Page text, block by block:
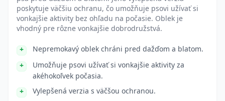
poskytuje väčšiu ochranu, čo umožňuje psovi užívať si
vonkajšie aktivity bez ohľadu na počasie. Oblek je
vhodný pre rôzne vonkajšie dobrodružstvá.
Nepremokavý oblek chráni pred dažďom a blatom.
Umožňuje psovi užívať si vonkajšie aktivity za
akéhokoľvek počasia.
Vylepšená verzia s väčšou ochranou.